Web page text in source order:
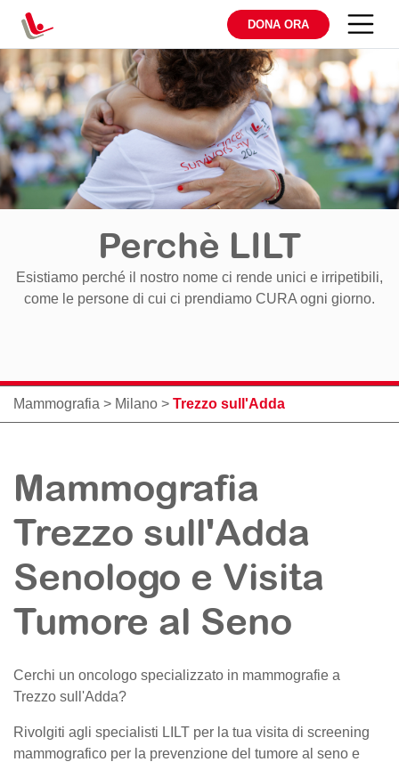
DONA ORA
Perchè LILT
Esistiamo perché il nostro nome ci rende unici e irripetibili,
come le persone di cui ci prendiamo CURA ogni giorno.
Mammografia > Milano > Trezzo sull'Adda
Mammografia
Trezzo sull'Adda
Senologo e Visita
Tumore al Seno
Cerchi un oncologo specializzato in mammografie a
Trezzo sull'Adda?
Rivolgiti agli specialisti LILT per la tua visita di screening
mammografico per la prevenzione del tumore al seno e